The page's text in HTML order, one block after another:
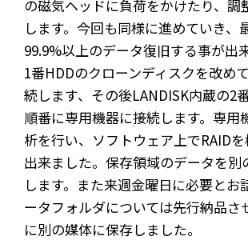
の磁気ヘッドに負荷をかけたり、調
します。今回も同様に進めていき、
99.9%以上のデータ復旧する事が出
1番HDDのクローンディスクを改め
続します、その後LANDISK内蔵の2
順番に専用機器に接続します。専用
析を行い、ソフトウェア上でRAID
出来ました。保存領域のデータを別
します。また来週金曜日に必要とお
ータフォルダについては先行納品さ
に別の媒体に保存しました。